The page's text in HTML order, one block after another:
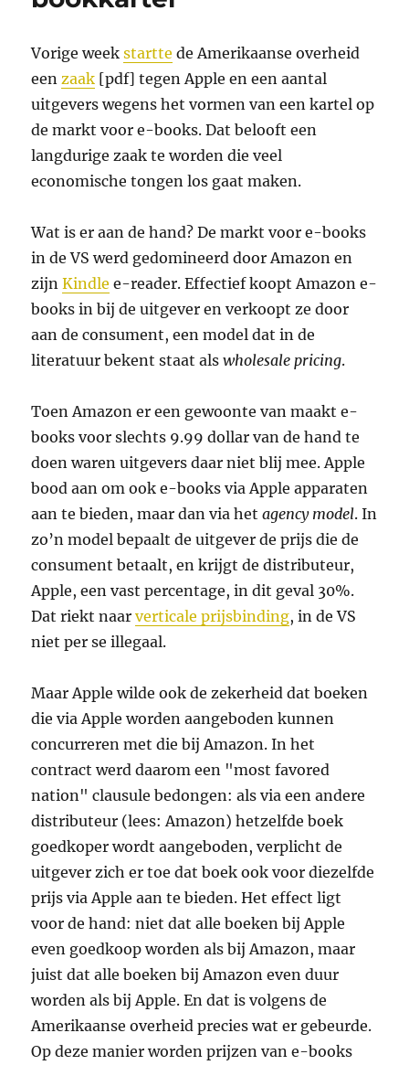
Vorige weekstartte de Amerikaanse overheid
een zaak [pdf] tegen Apple en een aantal
uitgevers wegens het vormen van een kartel op
de markt voor e-books. Dat belooft een
langdurige zaak te worden die veel
economische tongen los gaat maken.
Wat is er aan de hand? De markt voor e-books
in de VS werd gedomineerd door Amazon en
zijnKindle e-reader. Effectief koopt Amazon e-
books in bij de uitgever en verkoopt ze door
aan de consument, een model dat in de
literatuur bekent staat alswholesale pricing.
Toen Amazon er een gewoonte van maakt e-
books voor slechts 9.99 dollar van de hand te
doen waren uitgevers daar niet blij mee. Apple
bood aan om ook e-books via Apple apparaten
aan te bieden, maar dan via hetagency model. In
zo’n model bepaalt de uitgever de prijs die de
consument betaalt, en krijgt de distributeur,
Apple, een vast percentage, in dit geval 30%.
Dat riekt naarverticale prijsbinding, in de VS
niet per se illegaal.
Maar Apple wilde ook de zekerheid dat boeken
die via Apple worden aangeboden kunnen
concurreren met die bij Amazon. In het
contract werd daarom een "most favored
nation" clausule bedongen: als via een andere
distributeur (lees: Amazon) hetzelfde boek
goedkoper wordt aangeboden, verplicht de
uitgever zich er toe dat boek ook voor diezelfde
prijs via Apple aan te bieden. Het effect ligt
voor de hand: niet dat alle boeken bij Apple
even goedkoop worden als bij Amazon, maar
juist dat alle boeken bij Amazon even duur
worden als bij Apple. En dat is volgens de
Amerikaanse overheid precies wat er gebeurde.
Op deze manier worden prijzen van e-books